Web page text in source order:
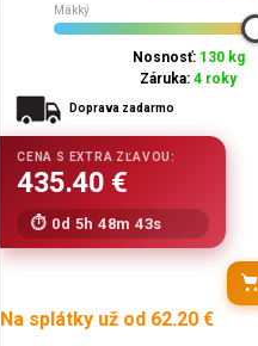
Mäkký
Nosnosť: 130 kg
Záruka:4 roky
Doprava zadarmo
0d 5h 48m 42s
Na splátky už od 62.20 €